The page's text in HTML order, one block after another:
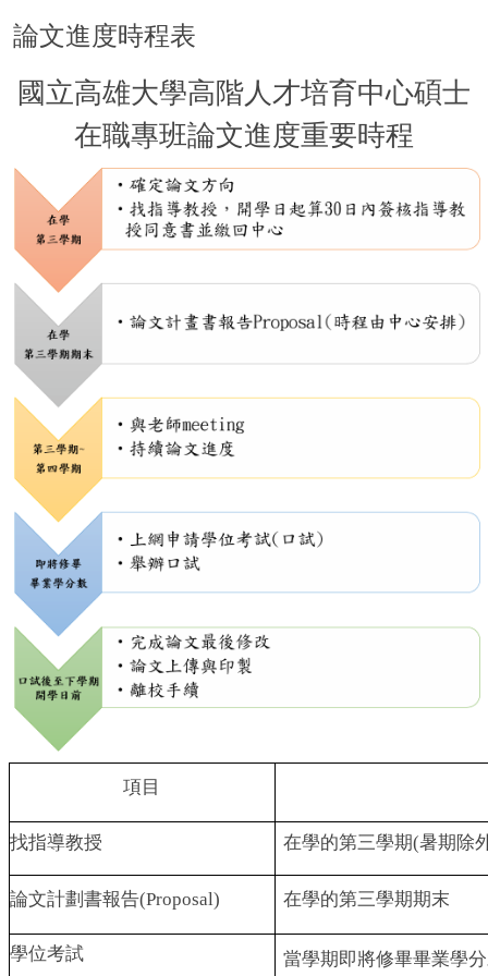
論文進度時程表
國立高雄大學高階人才培育中心碩士
在職專班論文進度重要時程
項目
找指導教授 在學的第三學期(暑期除
論文計劃書報告(Proposal) 在學的第三學期期末
學位考試 當學期即將修畢畢業學